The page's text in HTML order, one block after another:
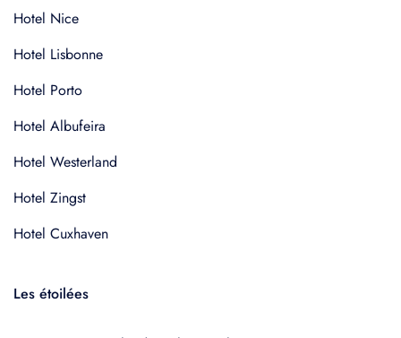
Hotel Nice
Hotel Lisbonne
Hotel Porto
Hotel Albufeira
Hotel Westerland
Hotel Zingst
Hotel Cuxhaven
Les étoilées